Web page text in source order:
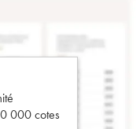
000 cotes